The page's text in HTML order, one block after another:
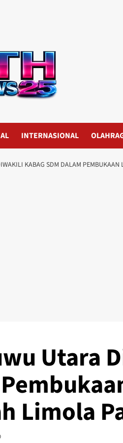
INTERNASIONAL
KABAG SDM DALAM PEMBUKAAN
Utara
Limola